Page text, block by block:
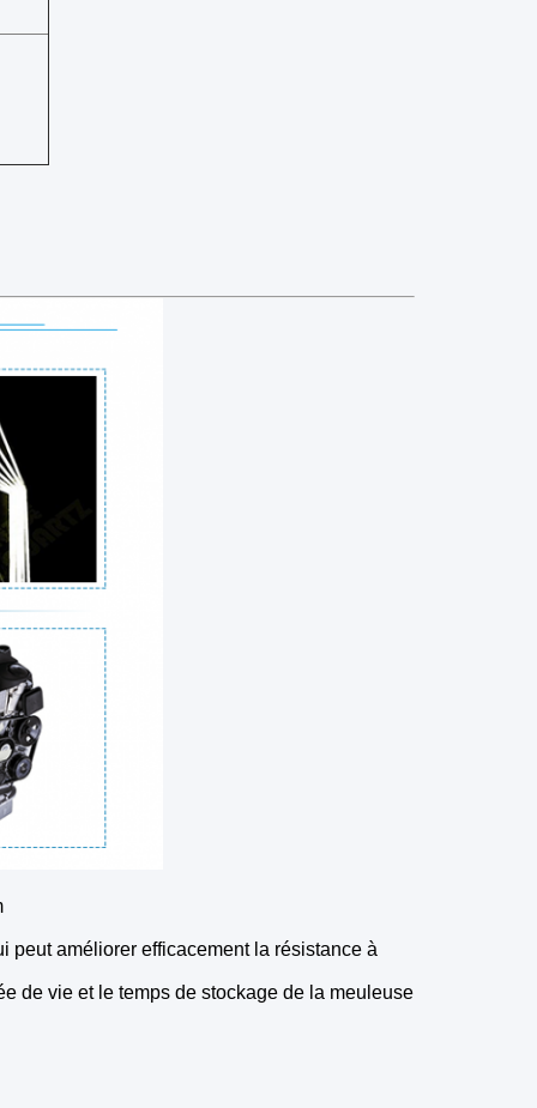
peut améliorer efficacement la résistance à
de vie et le temps de stockage de la meuleuse